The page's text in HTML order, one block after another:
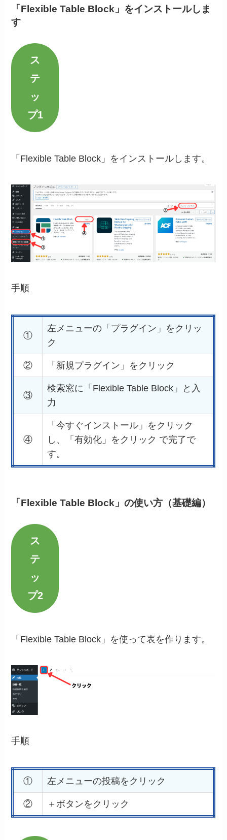
「Flexible Table Block」をインストールしま
す
ス
テ
ッ
プ1
「Flexible Table Block」をインストールします。
手順
①
左メニューの「プラグイン」をクリッ
ク
② 「新規プラグイン」をクリック
③
検索窓に「Flexible Table Block」と入
力
④
「今すぐインストール」をクリック
し、「有効化」をクリック で完了で
す。
「Flexible Table Block」の使い方（基礎編）
ス
テ
ッ
プ2
「Flexible Table Block」を使って表を作ります。
手順
① 左メニューの投稿をクリック
② ＋ボタンをクリック